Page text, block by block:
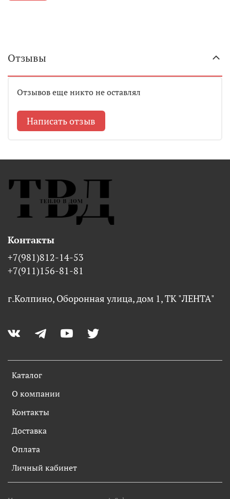
Отзывы
Отзывов еще никто не оставлял
Написать отзыв
Каталог
О компании
Контакты
Доставка
Оплата
Личный кабинет
Контакты
+7(981)812-14-53
+7(911)156-81-81
г.Колпино, Оборонная улица, дом 1, ТК "ЛЕНТА"